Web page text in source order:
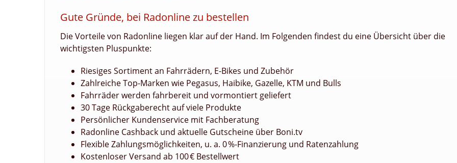
Gute Gründe, bei Radonline zu bestellen
Die Vorteile von Radonline liegen klar auf der Hand. Im Folgenden findest du eine Übersicht über die
wichtigsten Pluspunkte:
Riesiges Sortiment an Fahrrädern, E-Bikes und Zubehör
Zahlreiche Top-Marken wie Pegasus, Haibike, Gazelle, KTM und Bulls
Fahrräder werden fahrbereit und vormontiert geliefert
30 Tage Rückgaberecht auf viele Produkte
Persönlicher Kundenservice mit Fachberatung
Radonline Cashback und aktuelle Gutscheine über Boni.tv
Flexible Zahlungsmöglichkeiten, u. a. 0 %-Finanzierung und Ratenzahlung
Kostenloser Versand ab 100 € Bestellwert